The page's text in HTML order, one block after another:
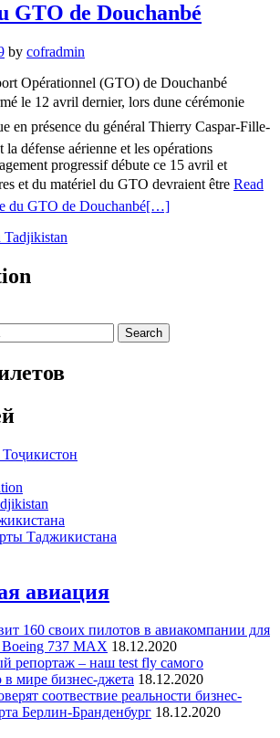
GTO de Douchanbé
by cofradmin
Opérationnel (GTO) de Douchanbé
le 12 avril dernier, lors dune cérémonie
en présence du général Thierry Caspar-Fille-
défense aérienne et les opérations
progressif débute ce 15 avril et
et du matériel du GTO devraient être Read
du GTO de Douchanbé[…]
Tadjikistan
Таджикистана
авиация
160 своих пилотов в авиакомпании для
737 MAX 18.12.2020
репортаж – наш test fly самого
в мире бизнес-джета 18.12.2020
соотвествие реальности бизнес-
Берлин-Бранденбург 18.12.2020